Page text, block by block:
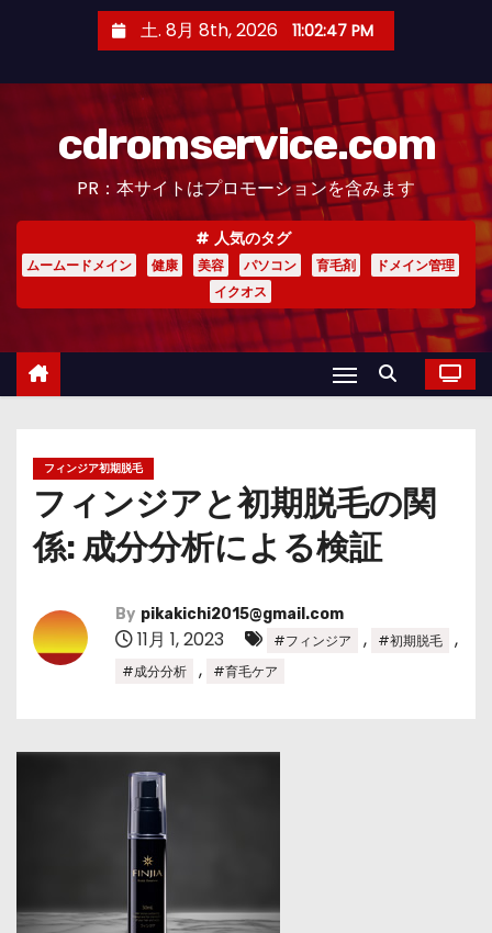
土. 8月 8th, 2026 11:02:48 PM
cdromservice.com
PR：本サイトはプロモーションを含みます
人気のタグ
ムームードメイン 健康 美容 パソコン 育毛剤
ドメイン管理
イクオス
フィンジア初期脱毛
フィンジアと初期脱毛の関
係: 成分分析による検証
By pikakichi2015@gmail.com
11月 1, 2023 #フィンジア , #初期脱毛 ,
#成分分析 , #育毛ケア